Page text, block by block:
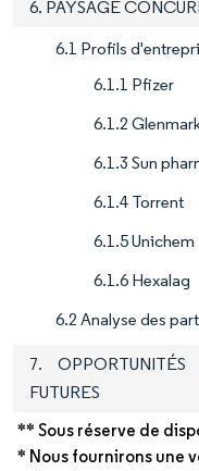
6. PAYSAGE
6.1 Profils
6.1.1 Pfizer
6.1.2
6.1.3 Sun
6.1.4 Torrent
6.1.5 Unichem
6.1.6 Hexalag
6.2 Analyse des
7.
FUTURES
** Sous réserve de
* Nous fournirons une